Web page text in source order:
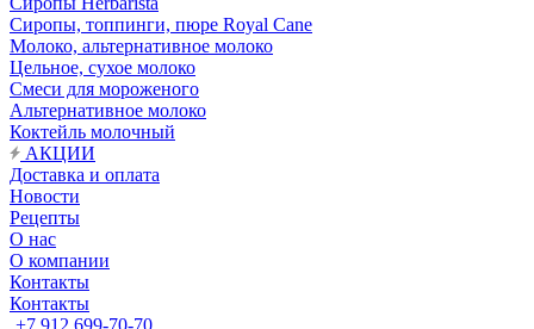
Сиропы, топпинги, пюре Royal Cane
Молоко, альтернативное молоко
Цельное, сухое молоко
Смеси для мороженого
Альтернативное молоко
Коктейль молочный
АКЦИИ
Доставка и оплата
Новости
Рецепты
О нас
О компании
Контакты
Контакты
+7 912 699-70-70